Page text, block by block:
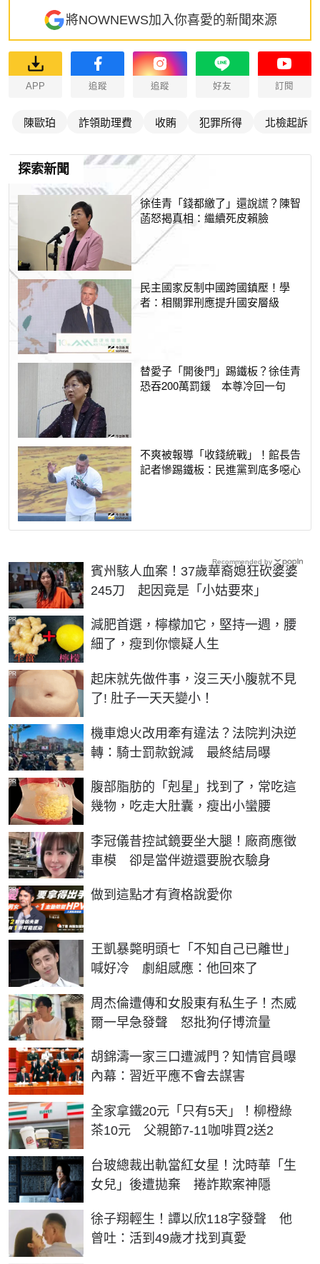
將NOWNEWS加入你喜愛的新聞來源
APP 追蹤 追蹤 好友 訂閱
陳歐珀 詐領助理費 收賄 犯罪所得 北檢起訴
探索新聞
徐佳青「錢都繳了」還說謊？陳智
菡怒揭真相：繼續死皮賴臉
民主國家反制中國跨國鎮壓！學
者：相關罪刑應提升國安層級
替愛子「開後門」踢鐵板？徐佳青
恐吞200萬罰鍰 本尊冷回一句
不爽被報導「收錢統戰」！館長告
記者慘踢鐵板：民進黨到底多噁心
賓州駭人血案！37歲華裔媳狂砍婆婆
245刀 起因竟是「小姑要來」
減肥首選，檸檬加它，堅持一週，腰
細了，瘦到你懷疑人生
PR
起床就先做件事，沒三天小腹就不見
了! 肚子一天天變小！
PR
機車熄火改用牽有違法？法院判決逆
轉：騎士罰款銳減 最終結局曝
腹部脂肪的「剋星」找到了，常吃這
幾物，吃走大肚囊，瘦出小蠻腰
PR
李冠儀昔控試鏡要坐大腿！廠商應徵
車模 卻是當伴遊還要脫衣驗身
做到這點才有資格說愛你
PR
王凱暴斃明頭七「不知自己已離世」
喊好冷 劇組感應：他回來了
周杰倫遭傳和女股東有私生子！杰威
爾一早急發聲 怒批狗仔博流量
胡錦濤一家三口遭滅門？知情官員曝
內幕：習近平應不會去謀害
全家拿鐵20元「只有5天」！柳橙綠
茶10元 父親節7-11咖啡買2送2
台玻總裁出軌當紅女星！沈時華「生
女兒」後遭拋棄 捲詐欺案神隱
徐子翔輕生！譚以欣118字發聲 他
曾吐：活到49歲才找到真愛
Recommended by